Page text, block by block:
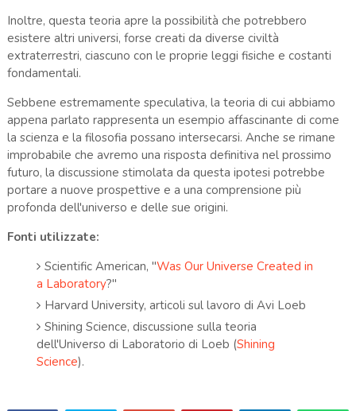
Inoltre, questa teoria apre la possibilità che potrebbero
esistere altri universi, forse creati da diverse civiltà
extraterrestri, ciascuno con le proprie leggi fisiche e costanti
fondamentali.
Sebbene estremamente speculativa, la teoria di cui abbiamo
appena parlato rappresenta un esempio affascinante di come
la scienza e la filosofia possano intersecarsi. Anche se rimane
improbabile che avremo una risposta definitiva nel prossimo
futuro, la discussione stimolata da questa ipotesi potrebbe
portare a nuove prospettive e a una comprensione più
profonda dell'universo e delle sue origini.
Fonti utilizzate:
Scientific American, "Was Our Universe Created in
a Laboratory?"
Harvard University, articoli sul lavoro di Avi Loeb
Shining Science, discussione sulla teoria
dell'Universo di Laboratorio di Loeb​ (Shining
Science).